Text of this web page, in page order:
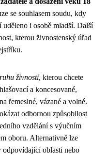
se souhlasem soudu, kdy
uděleno i osobě mladší. Další
kterou živnostenský úřad
živnosti, kterou chcete
a koncesované,
řemeslné, vázané a volné.
odbornou způsobilost
vzdělání s výučním
oboru. Alternativně lze
oblasti nebo